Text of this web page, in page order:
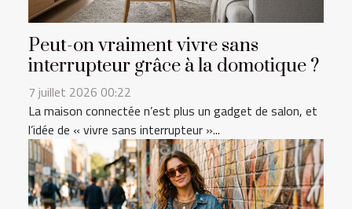
Peut-on vraiment vivre sans
interrupteur grâce à la domotique ?
7 juillet 2026 00:22
La maison connectée n’est plus un gadget de salon, et
l’idée de « vivre sans interrupteur »...